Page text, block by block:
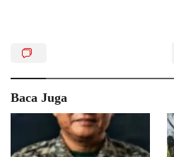
Baca Juga